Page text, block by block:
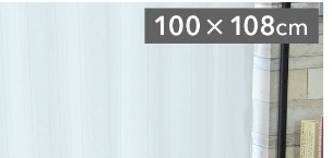
テイジン エコリエ ダブル挿入）